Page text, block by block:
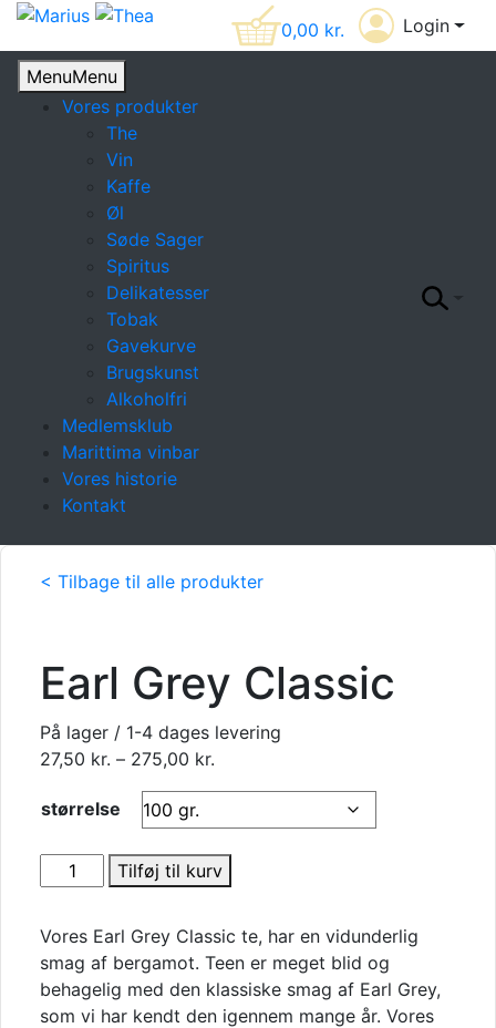
0,00 kr. Login
MenuMenu
Vores produkter
The
Vin
Kaffe
Øl
Søde Sager
Spiritus
Delikatesser
Tobak
Gavekurve
Brugskunst
Alkoholfri
Medlemsklub
Marittima vinbar
Vores historie
Kontakt
< Tilbage til alle produkter
Earl Grey Classic
På lager / 1-4 dages levering
27,50 kr. – 275,00 kr.
størrelse
Earl
Grey
antal
Tilføj til kurv
Vores Earl Grey Classic te, har en vidunderlig
smag af bergamot. Teen er meget blid og
behagelig med den klassiske smag af Earl Grey,
som vi har kendt den igennem mange år. Vores